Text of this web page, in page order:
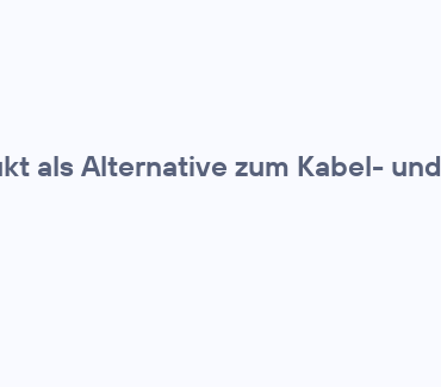
als Alternative zum Kabel- und